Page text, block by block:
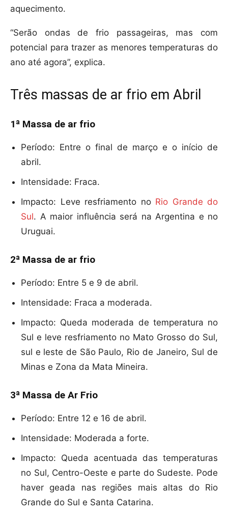
aquecimento.
“Serão ondas de frio passageiras, mas com
potencial para trazer as menores temperaturas do
ano até agora”, explica.
Três massas de ar frio em Abril
1ª Massa de ar frio
Período: Entre o final de março e o início de
abril.
Intensidade: Fraca.
Impacto: Leve resfriamento no Rio Grande do
Sul. A maior influência será na Argentina e no
Uruguai.
2ª Massa de ar frio
Período: Entre 5 e 9 de abril.
Intensidade: Fraca a moderada.
Impacto: Queda moderada de temperatura no
Sul e leve resfriamento no Mato Grosso do Sul,
sul e leste de São Paulo, Rio de Janeiro, Sul de
Minas e Zona da Mata Mineira.
3ª Massa de Ar Frio
Período: Entre 12 e 16 de abril.
Intensidade: Moderada a forte.
Impacto: Queda acentuada das temperaturas
no Sul, Centro-Oeste e parte do Sudeste. Pode
haver geada nas regiões mais altas do Rio
Grande do Sul e Santa Catarina.